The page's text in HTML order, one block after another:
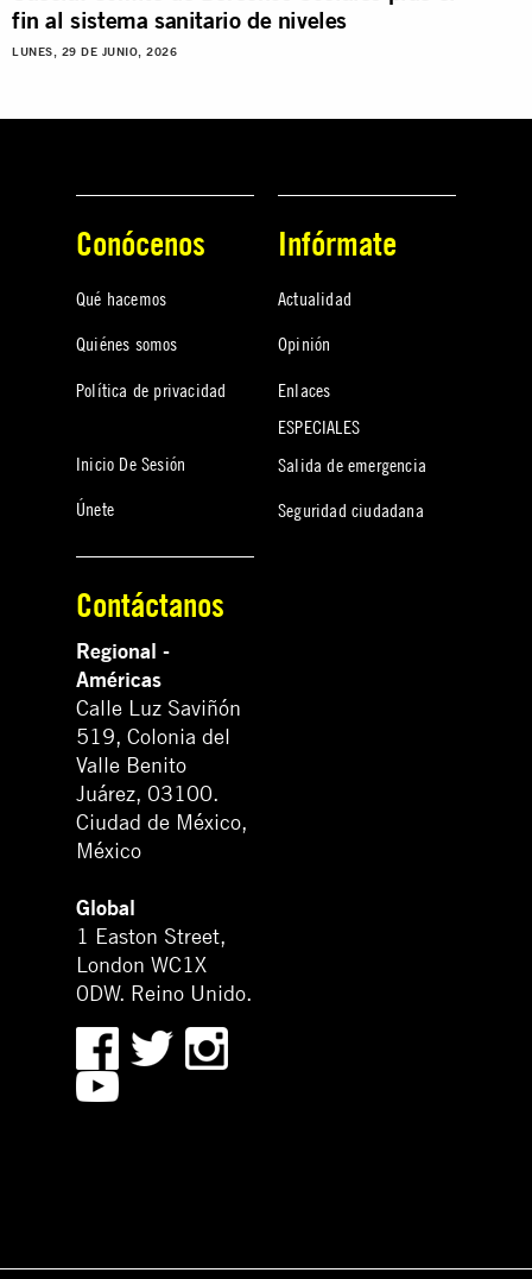
fin al sistema sanitario de niveles
LUNES, 29 DE JUNIO, 2026
Conócenos
Qué hacemos
Quiénes somos
Política de privacidad
Inicio De Sesión
Únete
Infórmate
Actualidad
Opinión
Enlaces
ESPECIALES
Salida de emergencia
Seguridad ciudadana
Contáctanos
Regional -
Américas
Calle Luz Saviñón
519, Colonia del
Valle Benito
Juárez, 03100.
Ciudad de México,
México
Global
1 Easton Street,
London WC1X
0DW. Reino Unido.